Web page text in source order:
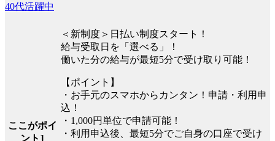
40代活躍中
ここがポイ
ント1
＜新制度＞日払い制度スタート！
給与受取日を「選べる」！
働いた分の給与が最短5分で受け取り可能！
【ポイント】
・お手元のスマホからカンタン！申請・利用申
込！
・1,000円単位で申請可能！
・利用申込後、最短5分でご自身の口座で受け